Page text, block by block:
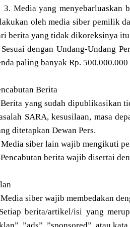
Media yang menyebarluaskan
oleh media siber pemilik
berita yang tidak dikoreksinya
dengan Undang-Undang
paling banyak Rp.
Berita
yang sudah dipublikasikan
SARA, kesusilaan, masa
ditetapkan Dewan Pers.
siber lain wajib mengikuti
berita wajib disertai
siber wajib membedakan
berita/artikel/isi yang